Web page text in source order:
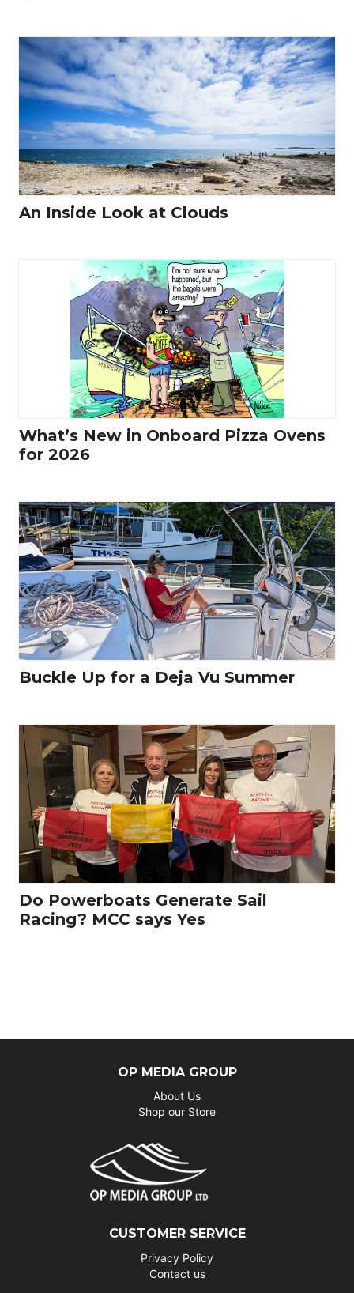
An Inside Look at Clouds
What’s New in Onboard Pizza Ovens
for 2026
Buckle Up for a Deja Vu Summer
Do Powerboats Generate Sail
Racing? MCC says Yes
OP MEDIA GROUP
About Us
Shop our Store
CUSTOMER SERVICE
Privacy Policy
Contact us